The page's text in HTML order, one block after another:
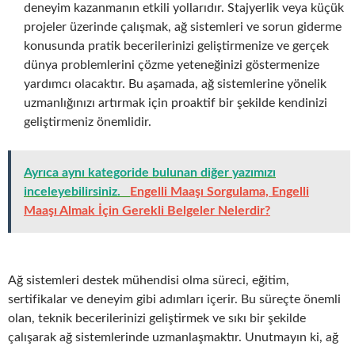
deneyim kazanmanın etkili yollarıdır. Stajyerlik veya küçük
projeler üzerinde çalışmak, ağ sistemleri ve sorun giderme
konusunda pratik becerilerinizi geliştirmenize ve gerçek
dünya problemlerini çözme yeteneğinizi göstermenize
yardımcı olacaktır. Bu aşamada, ağ sistemlerine yönelik
uzmanlığınızı artırmak için proaktif bir şekilde kendinizi
geliştirmeniz önemlidir.
Ayrıca aynı kategoride bulunan diğer yazımızı
inceleyebilirsiniz.
Engelli Maaşı Sorgulama, Engelli
Maaşı Almak İçin Gerekli Belgeler Nelerdir?
Ağ sistemleri destek mühendisi olma süreci, eğitim,
sertifikalar ve deneyim gibi adımları içerir. Bu süreçte önemli
olan, teknik becerilerinizi geliştirmek ve sıkı bir şekilde
çalışarak ağ sistemlerinde uzmanlaşmaktır. Unutmayın ki, ağ